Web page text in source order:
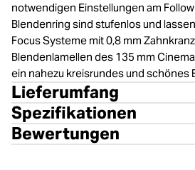
notwendigen Einstellungen am
Blendenring sind stufenlos und
Focus Systeme mit 0,8 mm
Blendenlamellen des 135 mm
ein nahezu kreisrundes und schönes
Lieferumfang
Spezifikationen
Bewertungen